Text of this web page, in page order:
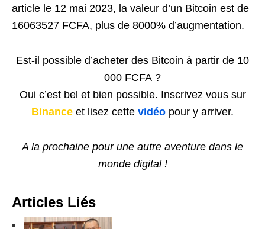
article le 12 mai 2023, la valeur d’un Bitcoin est de
16063527 FCFA, plus de 8000% d’augmentation.
Est-il possible d’acheter des Bitcoin à partir de 10
000 FCFA ?
Oui c’est bel et bien possible. Inscrivez vous sur
Binance et lisez cette vidéo pour y arriver.
A la prochaine pour une autre aventure dans le
monde digital !
Articles Liés